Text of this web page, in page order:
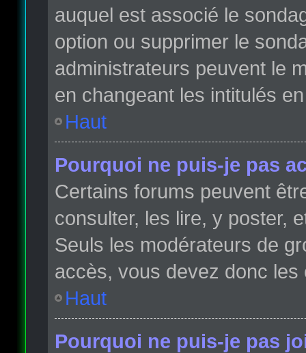
auquel est associé le
option ou supprimer le
administrateurs peuvent le
en changeant les intitulés
Haut
Pourquoi ne puis-je pas
Certains forums peuvent
consulter, les lire, y poster,
Seuls les modérateurs de
accès, vous devez donc les
Haut
Pourquoi ne puis-je pas